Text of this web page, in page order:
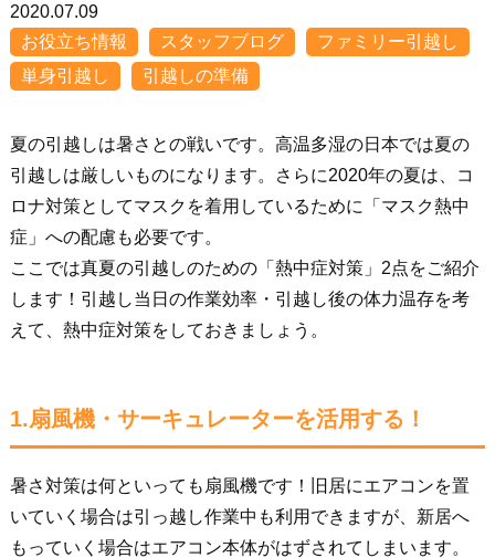
2020.07.09
お役立ち情報
スタッフブログ
ファミリー引越し
単身引越し
引越しの準備
夏の引越しは暑さとの戦いです。高温多湿の日本では夏の
引越しは厳しいものになります。さらに2020年の夏は、コ
ロナ対策としてマスクを着用しているために「マスク熱中
症」への配慮も必要です。
ここでは真夏の引越しのための「熱中症対策」2点をご紹介
します！引越し当日の作業効率・引越し後の体力温存を考
えて、熱中症対策をしておきましょう。
1.扇風機・サーキュレーターを活用する！
暑さ対策は何といっても扇風機です！旧居にエアコンを置
いていく場合は引っ越し作業中も利用できますが、新居へ
もっていく場合はエアコン本体がはずされてしまいます。